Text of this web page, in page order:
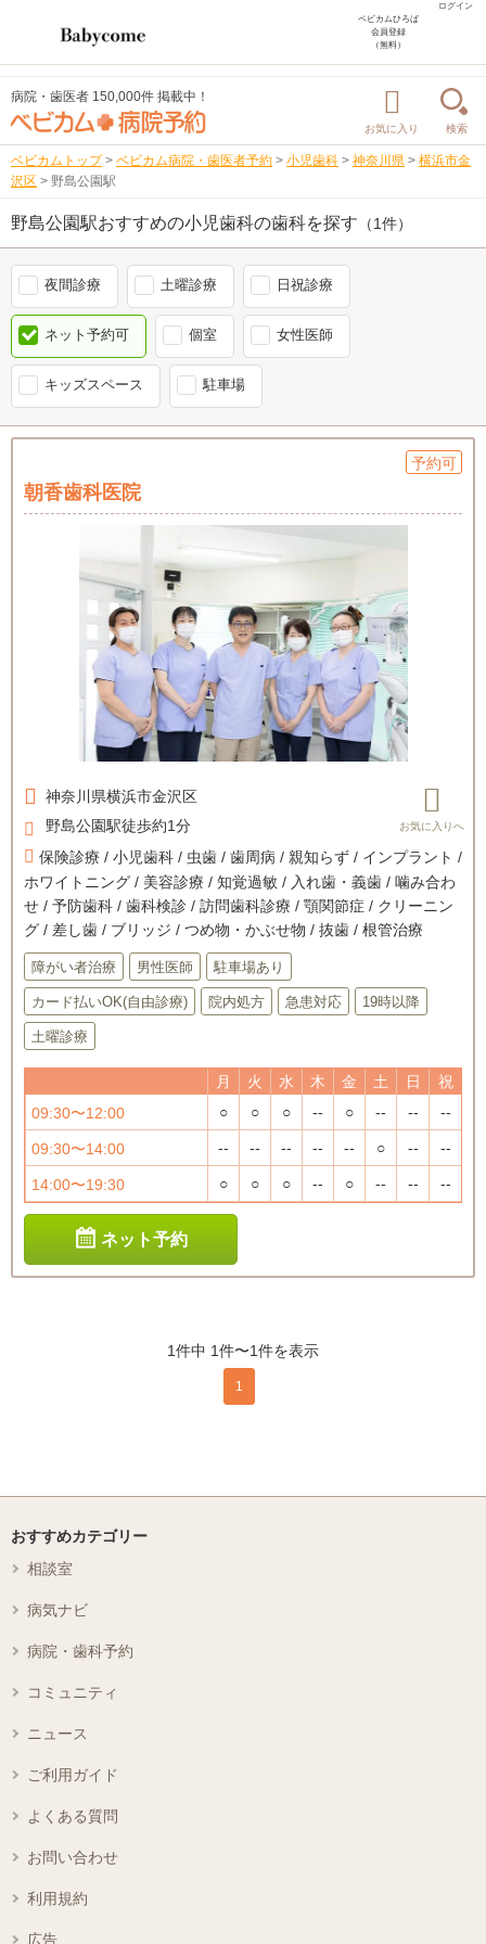
ログイン
ベビカムひろば
会員登録
（無料）
病院・歯医者 150,000件 掲載中！
お気に入り 検索
ベビカムトップ > ベビカム病院・歯医者予約 > 小児歯科 > 神奈川県 > 横浜市金
沢区 > 野島公園駅
野島公園駅おすすめの小児歯科の歯科を探す （1件）
夜間診療 土曜診療 日祝診療
ネット予約可 個室 女性医師
キッズスペース 駐車場
予約可
朝香歯科医院
神奈川県横浜市金沢区
野島公園駅徒歩約1分
保険診療 / 小児歯科 / 虫歯 / 歯周病 / 親知らず / インプラント /
ホワイトニング / 美容診療 / 知覚過敏 / 入れ歯・義歯 / 噛み合わ
せ / 予防歯科 / 歯科検診 / 訪問歯科診療 / 顎関節症 / クリーニン
グ / 差し歯 / ブリッジ / つめ物・かぶせ物 / 抜歯 / 根管治療
障がい者治療 男性医師 駐車場あり
カード払いOK(自由診療) 院内処方 急患対応 19時以降
土曜診療
月 火 水 木 金 土 日
祝
09:30〜12:00
○ ○ ○ -- ○ -- -- --
09:30〜14:00 -- -- -- -- -- ○ -- --
14:00〜19:30 ○ ○ ○ -- ○ -- -- --
ネット予約
1件中 1件〜1件を表示
1
おすすめカテゴリー
相談室
病気ナビ
病院・歯科予約
コミュニティ
ニュース
ご利用ガイド
よくある質問
お問い合わせ
利用規約
広告